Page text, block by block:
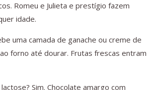
Romeu e Julieta e prestígio fazem
idade.
uma camada de ganache ou creme de
forno até dourar. Frutas frescas entram
Sim. Chocolate amargo com